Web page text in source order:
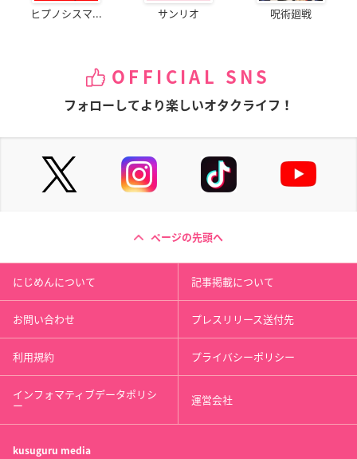
ヒプノシスマ... サンリオ 呪術廻戦
OFFICIAL SNS
フォローしてより楽しいオタクライフ！
ページの先頭へ
にじめんについて 記事掲載について
お問い合わせ プレスリリース送付先
利用規約 プライバシーポリシー
インフォマティブデータポリシ
ー 運営会社
kusuguru media